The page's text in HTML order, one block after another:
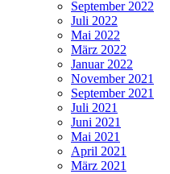
September 2022
Juli 2022
Mai 2022
März 2022
Januar 2022
November 2021
September 2021
Juli 2021
Juni 2021
Mai 2021
April 2021
März 2021